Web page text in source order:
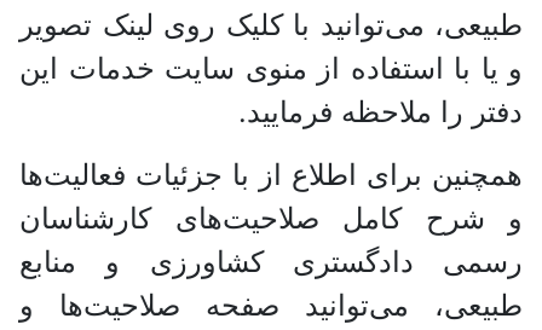
می‌توانید با کلیک روی لینک تصویر
با استفاده از منوی سایت خدمات این
را ملاحظه فرمایید.
برای اطلاع از با جزئیات فعالیت‌‌ها
کامل صلاحیت‌های کارشناسان
دادگستری کشاورزی و منابع
می‌توانید صفحه صلاحیت‌ها و